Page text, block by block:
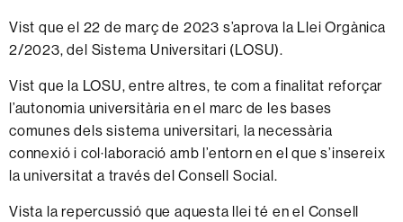
Vist que el 22 de març de 2023 s’aprova la Llei Orgànica
2/2023, del Sistema Universitari (LOSU).
Vist que la LOSU, entre altres, te com a finalitat reforçar
l’autonomia universitària en el marc de les bases
comunes dels sistema universitari, la necessària
connexió i col·laboració amb l’entorn en el que s’insereix
la universitat a través del Consell Social.
Vista la repercussió que aquesta llei té en el Consell